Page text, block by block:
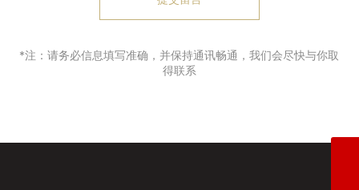
*注：请务必信息填写准确，并保持通讯畅通，我们会尽快与你取
得联系